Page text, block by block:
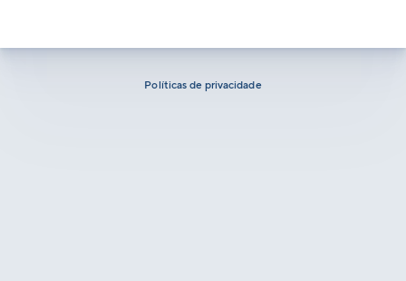
Políticas de privacidade